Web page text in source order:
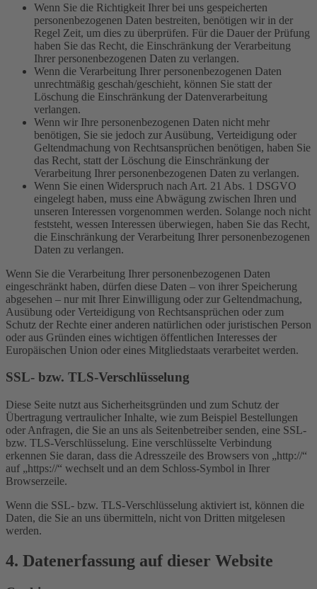
Wenn Sie die Richtigkeit Ihrer bei uns gespeicherten
personenbezogenen Daten bestreiten, benötigen wir in der
Regel Zeit, um dies zu überprüfen. Für die Dauer der Prüfung
haben Sie das Recht, die Einschränkung der Verarbeitung
Ihrer personenbezogenen Daten zu verlangen.
Wenn die Verarbeitung Ihrer personenbezogenen Daten
unrechtmäßig geschah/geschieht, können Sie statt der
Löschung die Einschränkung der Datenverarbeitung
verlangen.
Wenn wir Ihre personenbezogenen Daten nicht mehr
benötigen, Sie sie jedoch zur Ausübung, Verteidigung oder
Geltendmachung von Rechtsansprüchen benötigen, haben Sie
das Recht, statt der Löschung die Einschränkung der
Verarbeitung Ihrer personenbezogenen Daten zu verlangen.
Wenn Sie einen Widerspruch nach Art. 21 Abs. 1 DSGVO
eingelegt haben, muss eine Abwägung zwischen Ihren und
unseren Interessen vorgenommen werden. Solange noch nicht
feststeht, wessen Interessen überwiegen, haben Sie das Recht,
die Einschränkung der Verarbeitung Ihrer personenbezogenen
Daten zu verlangen.
Wenn Sie die Verarbeitung Ihrer personenbezogenen Daten
eingeschränkt haben, dürfen diese Daten – von ihrer Speicherung
abgesehen – nur mit Ihrer Einwilligung oder zur Geltendmachung,
Ausübung oder Verteidigung von Rechtsansprüchen oder zum
Schutz der Rechte einer anderen natürlichen oder juristischen Person
oder aus Gründen eines wichtigen öffentlichen Interesses der
Europäischen Union oder eines Mitgliedstaats verarbeitet werden.
SSL- bzw. TLS-Verschlüsselung
Diese Seite nutzt aus Sicherheitsgründen und zum Schutz der
Übertragung vertraulicher Inhalte, wie zum Beispiel Bestellungen
oder Anfragen, die Sie an uns als Seitenbetreiber senden, eine SSL-
bzw. TLS-Verschlüsselung. Eine verschlüsselte Verbindung
erkennen Sie daran, dass die Adresszeile des Browsers von „http://“
auf „https://“ wechselt und an dem Schloss-Symbol in Ihrer
Browserzeile.
Wenn die SSL- bzw. TLS-Verschlüsselung aktiviert ist, können die
Daten, die Sie an uns übermitteln, nicht von Dritten mitgelesen
werden.
4. Datenerfassung auf dieser Website